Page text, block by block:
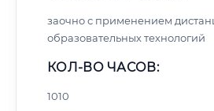
заочно с применением
образовательных технологий
КОЛ-ВО ЧАСОВ:
1010